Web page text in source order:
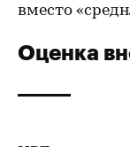
вместо
Оценка